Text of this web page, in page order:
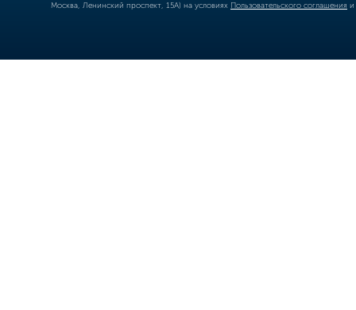
Москва, Ленинский проспект, 15А) на условиях Пользовательского соглашения и